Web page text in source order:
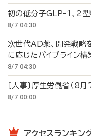
初の低分子GLP-1、2
8/7 04:30
次世代AD薬、開発戦
に応じたパイプライン構
8/7 04:30
〔人事〕厚生労働省（
8/7 00:00
アクセスランキン